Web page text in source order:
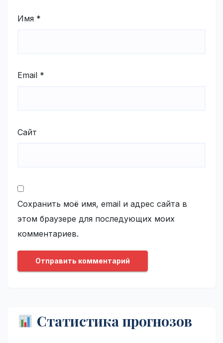
Имя *
Email *
Сайт
Сохранить моё имя, email и адрес сайта в
этом браузере для последующих моих
комментариев.
Статистика прогнозов